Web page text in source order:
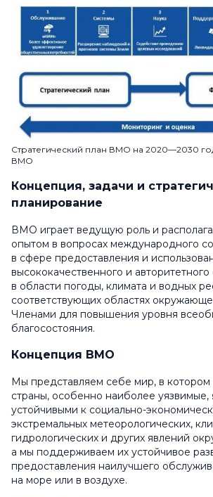
Стратегический план ВМО на 2020—2030
ВМО
Концепция, задачи и
планирование
ВМО играет ведущую роль и
опытом в вопросах международного
в сфере предоставления и
высококачественного и
в области погоды, климата и водных
соответствующих областях
Членами для повышения уровня
благосостояния.
Концепция ВМО
Мы представляем себе мир, в котором
страны, особенно наиболее уязвимые,
устойчивыми к социально-
экстремальных метеорологических,
гидрологических и других явлений
а мы поддерживаем их устойчивое
предоставления наилучшего
на море или в воздухе.